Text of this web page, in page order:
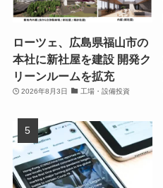
ローツェ、広島県福山市の
本社に新社屋を建設 開発ク
リーンルームを拡充
2026年8月3日 工場・設備投資